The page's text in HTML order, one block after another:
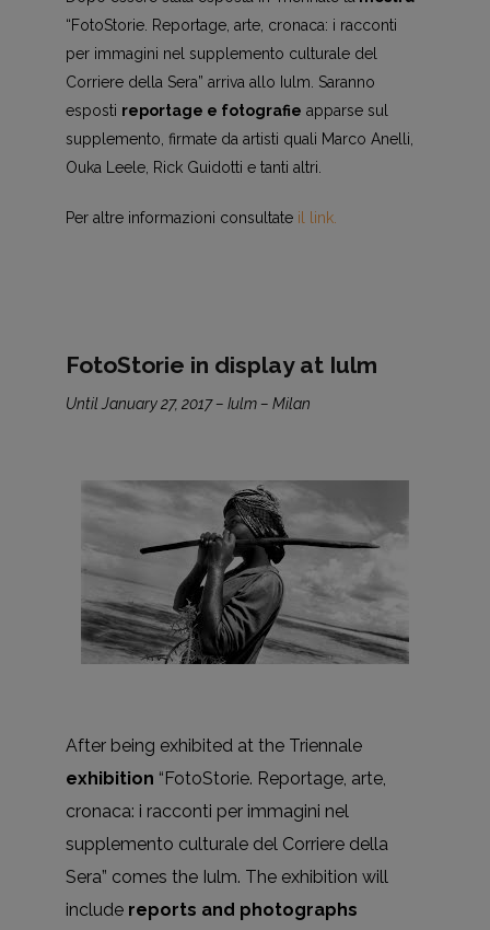
“FotoStorie. Reportage, arte, cronaca: i racconti
per immagini nel supplemento culturale del
Corriere della Sera” arriva allo Iulm. Saranno
esposti reportage e fotografie apparse sul
supplemento, firmate da artisti quali Marco Anelli,
Ouka Leele, Rick Guidotti e tanti altri.
Per altre informazioni consultate il link.
FotoStorie in display at Iulm
Until January 27, 2017 – Iulm – Milan
After being exhibited at the Triennale
exhibition “FotoStorie. Reportage, arte,
cronaca: i racconti per immagini nel
supplemento culturale del Corriere della
Sera” comes the Iulm. The exhibition will
includereports and photographs